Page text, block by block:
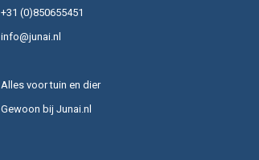
+31 (0)850655451
info@junai.nl
Alles voor tuin en dier
Gewoon bij Junai.nl